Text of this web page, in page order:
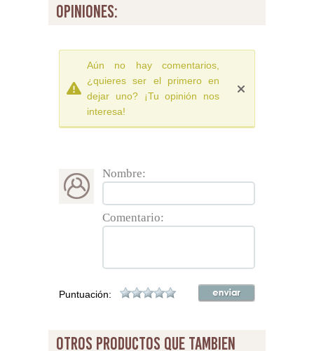
opiniones:
Aún no hay comentarios,
¿quieres ser el primero en
dejar uno? ¡Tu opinión nos
interesa!
Nombre:
Comentario:
Puntuación:
otros productos que tambien